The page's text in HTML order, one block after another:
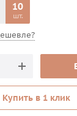
10
шт.
Купить в 1 клик